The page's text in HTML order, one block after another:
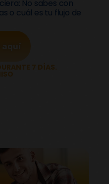
No sabes con
o cuál es tu flujo de
aquí
7 DÍAS.